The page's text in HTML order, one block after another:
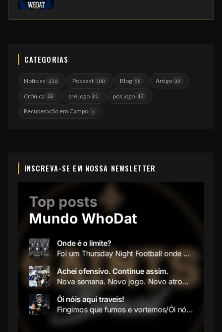
CATEGORIAS
Notícias 236 Podcast 100 Blog 58 Artigo 32
Crônica 28 pré jogo 21 pós jogo 17
Recuperação em Campo 5
INSCREVA-SE EM NOSSA NEWSLETTER